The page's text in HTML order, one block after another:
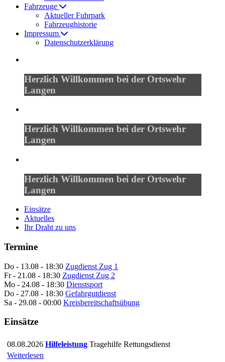
Fahrzeuge
Aktueller Fuhrpark
Fahrzeughistorie
Impressum
Datenschutzerklärung
Herzlich Willkommen bei der Ortswehr
Langen
Herzlich Willkommen bei der Ortswehr
Langen
Herzlich Willkommen bei der Ortswehr
Langen
Einsätze
Aktuelles
Ihr Draht zu uns
Termine
Do - 13.08 - 18:30 Zugdienst Zug 1
Fr - 21.08 - 18:30 Zugdienst Zug 2
Mo - 24.08 - 18:30 Dienstsport
Do - 27.08 - 18:30 Gefahrgutdienst
Sa - 29.08 - 00:00 Kreisbereitschaftsübung
Einsätze
08.08.2026 Hilfeleistung Tragehilfe Rettungsdienst
Weiterlesen